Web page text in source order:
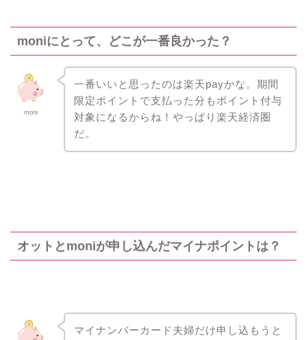
moniにとって、どこが一番良かった？
moni
一番いいと思ったのは楽天payかな。期間
限定ポイントで支払った分もポイント付与
対象になるからね！やっぱり楽天経済圏
だ。
オットとmoniが申し込んだマイナポイントは？
マイナンバーカード夫婦だけ申し込もうと